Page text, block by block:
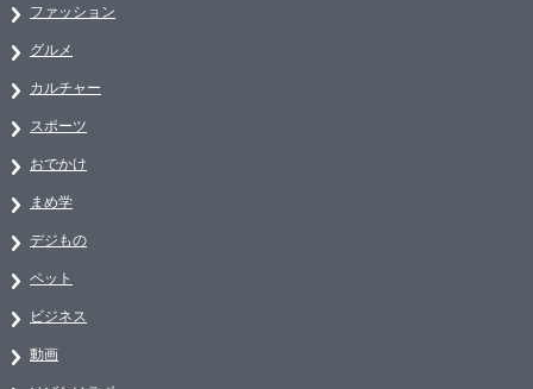
ファッション
グルメ
カルチャー
スポーツ
おでかけ
まめ学
デジもの
ペット
ビジネス
動画